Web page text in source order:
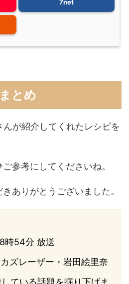
7net
まとめ
が紹介してくれたレシピを
参考にしてくださいね。
ありがとうございました。
時54分 放送
ズレーザー・岩田絵里奈
ている話題を掘り下げま